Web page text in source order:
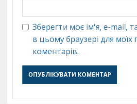
Зберегти моє ім'я, e-mail,
в цьому браузері для
коментарів.